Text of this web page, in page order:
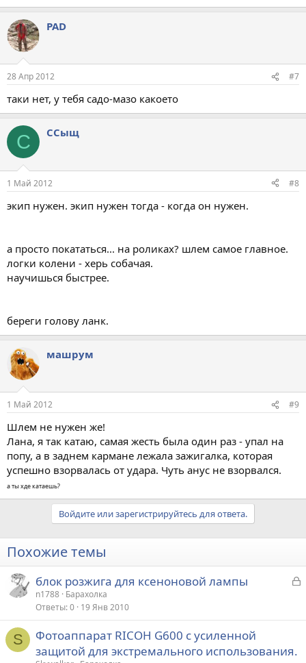
PAD
28 Апр 2012 #7
таки нет, у тебя садо-мазо какоето
С ССыщ
1 Май 2012 #8
экип нужен. экип нужен тогда - когда он нужен.
а просто покататься... на роликах? шлем самое главное.
логки колени - херь собачая.
научишься быстрее.
береги голову ланк.
машрум
1 Май 2012 #9
Шлем не нужен же!
Лана, я так катаю, самая жесть была один раз - упал на
попу, а в заднем кармане лежала зажигалка, которая
успешно взорвалась от удара. Чуть анус не взорвался.
а ты хде катаешь?
Войдите или зарегистрируйтесь для ответа.
Похожие темы
З
р
блок розжига для ксеноновой лампы
n1788 Барахолка
Ответы 0 19 Янв 2010
S
Фотоаппарат RICOH G600 с усиленной
защитой для экстремального использования.